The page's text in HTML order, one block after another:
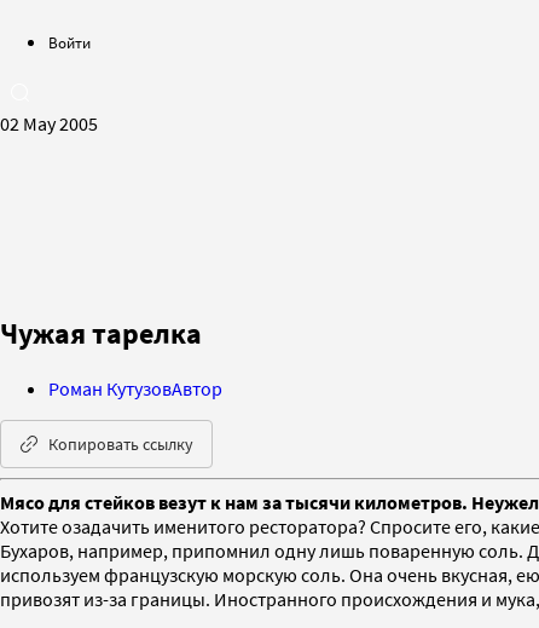
Войти
02 May 2005
Чужая тарелка
Роман КутузовАвтор
Копировать ссылку
Мясо для стейков везут к нам за тысячи километров.
Хотите озадачить именитого ресторатора? Спросите его,
Бухаров, например, припомнил одну лишь поваренную соль.
используем французскую морскую соль. Она очень вкусная,
привозят из-за границы. Иностранного происхождения и